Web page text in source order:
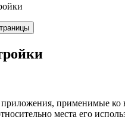
применимые ко
места его